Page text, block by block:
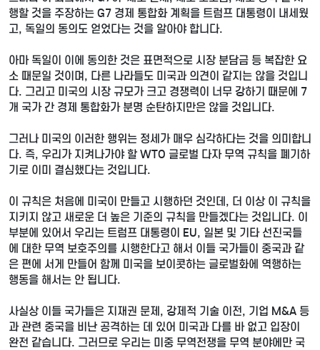
행할 것을 주장하는 G7 경제 통합화 계획을 트럼프 대통령이 내세웠
고, 독일의 동의도 얻었다는 것을 알아야 합니다.
아마 독일이 이에 동의한 것은 표면적으로 시장 분담금 등 복잡한 요
소 때문일 것이며, 다른 나라들도 미국과 의견이 같지는 않을 것입니
다. 그리고 미국의 시장 규모가 크고 경쟁력이 너무 강하기 때문에 7
개 국가 간 경제 통합화가 분명 순탄하지만은 않을 것입니다.
그러나 미국의 이러한 행위는 정세가 매우 심각하다는 것을 의미합니
다. 즉, 우리가 지켜나가야 할 WTO 글로벌 다자 무역 규칙을 폐기하
기로 이미 결심했다는 것입니다.
이 규칙은 처음에 미국이 만들고 시행하던 것인데, 더 이상 이 규칙을
지키지 않고 새로운 더 높은 기준의 규칙을 만들겠다는 것입니다. 이
부분에 있어서 우리는 트럼프 대통령이 EU, 일본 및 기타 선진국들
에 대한 무역 보호주의를 시행한다고 해서 이들 국가들이 중국과 같
은 편에 서게 만들어 함께 미국을 보이콧하는 글로벌화에 역행하는
행동을 해서는 안 됩니다.
사실상 이들 국가들은 지재권 문제, 강제적 기술 이전, 기업 M&A 등
과 관련 중국을 비난 공격하는 데 있어 미국과 다를 바 없고 입장이
완전 같습니다. 그러므로 우리는 미중 무역전쟁을 무역 분야에만 국